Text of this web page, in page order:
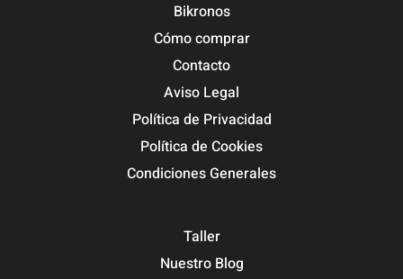
Bikronos
Cómo comprar
Contacto
Aviso Legal
Política de Privacidad
Política de Cookies
Condiciones Generales
Taller
Nuestro Blog